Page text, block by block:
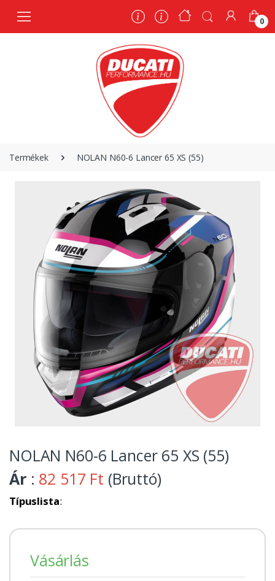
0
Termékek NOLAN N60-6 Lancer 65 XS (55)
NOLAN N60-6 Lancer 65 XS (55)
Ár : 82 517 Ft (Bruttó)
Típuslista:
Vásárlás
0